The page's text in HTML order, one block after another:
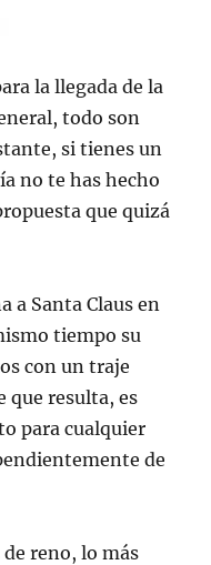
la llegada de la
todo son
si tienes un
no te has hecho
que quizá
a Santa Claus en
tiempo su
con un traje
que resulta, es
para cualquier
de
reno, lo más